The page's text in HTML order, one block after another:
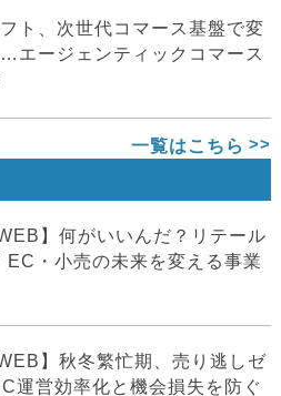
ト、次世代コマース基盤で変
エージェンティックコマース
一覧はこちら
】何がいいんだ？リテール
EC・小売の未来を変える事業
】秋冬繁忙期、売り逃しゼ
運営効率化と機会損失を防ぐ